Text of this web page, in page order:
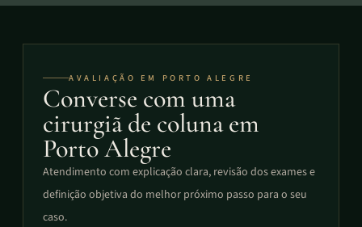
AVALIAÇÃO EM PORTO ALEGRE
Converse com uma
cirurgiã de coluna em
Porto Alegre
Atendimento com explicação clara, revisão dos exames e
definição objetiva do melhor próximo passo para o seu
caso.